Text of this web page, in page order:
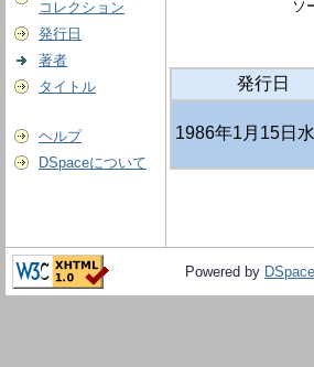
コレクション
発行日
著者
タイトル
ヘルプ
DSpaceについて
ソ
発行日
1986年1月15日
Powered by